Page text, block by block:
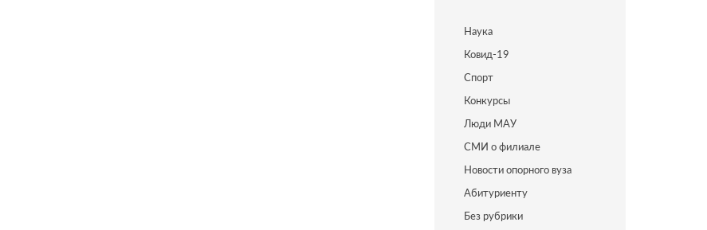
Наука
Ковид-19
Спорт
Конкурсы
Люди МАУ
СМИ о филиале
Новости опорного вуза
Абитуриенту
Без рубрики